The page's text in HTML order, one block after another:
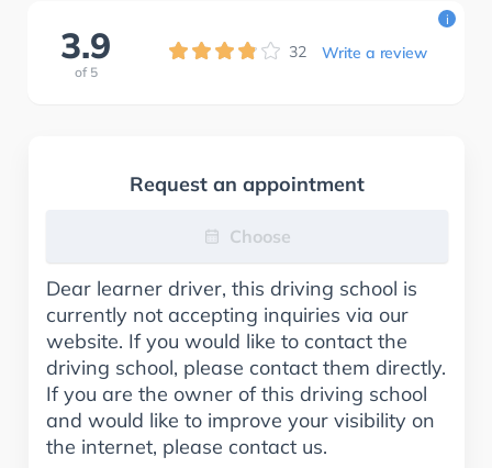
3.9
of 5
32 Write a review
i
Request an appointment
Choose
Dear learner driver, this driving school is
currently not accepting inquiries via our
website. If you would like to contact the
driving school, please contact them directly.
If you are the owner of this driving school
and would like to improve your visibility on
the internet, please contact us.